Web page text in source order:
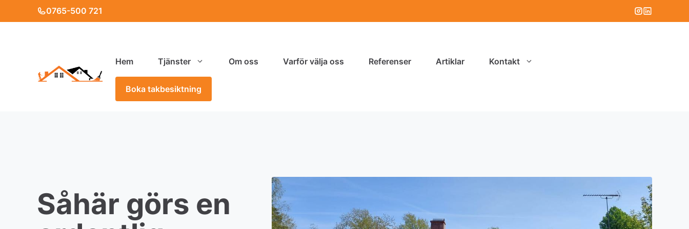
to
0765-500 721
Hem Tjänster Om oss Varför välja oss Referenser Artiklar Kontakt
Boka takbesiktning
Såhär görs en